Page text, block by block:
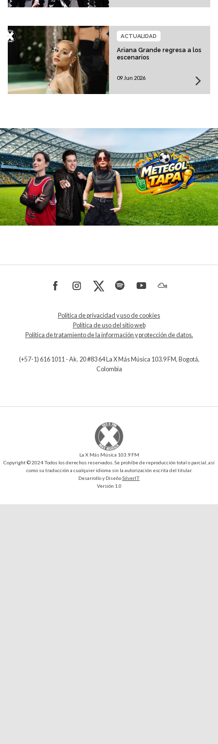
Ariana Grande regresa a los
escenarios
ACTUALIDAD
09 Jun 2026
Política de privacidad y uso de cookies
Política de uso del sitio web
Política de tratamiento de la información y protección de datos.
(+57-1) 616 1011 - Ak. 20 #83 64 La X Más Música 103.9 FM, Bogotá,
Colombia
La X Más Música 103.9 FM
Copyright © 2024 Todos los derechos reservados. Se prohíbe de reproducción total o parcial, así
como su traducción a cualquier idioma sin la autorización escrita del titular.
Desarrollo y DiseñoSilverIT
Versión 1.0